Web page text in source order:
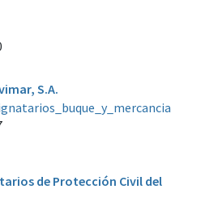
S.A.
de Protección Civil del